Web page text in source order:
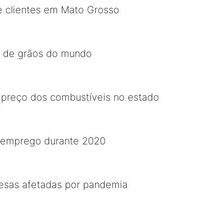
clientes em Mato Grosso
grãos do mundo
dos combustíveis no estado
durante 2020
afetadas por pandemia